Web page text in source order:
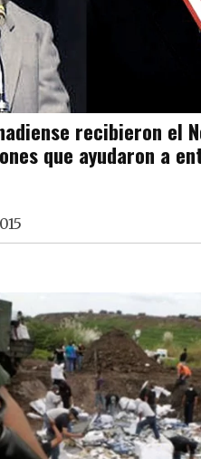
recibieron el
que ayudaron a